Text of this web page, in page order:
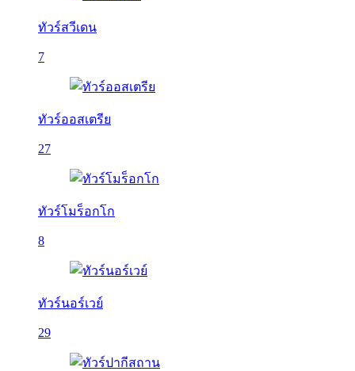
ทัวร์สวีเดน
7
ทัวร์ออสเตรีย
27
ทัวร์โมร็อกโก
8
ทัวร์นอร์เวย์
29